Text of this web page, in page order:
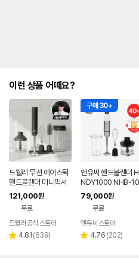
이런 상품 어때요?
드웰러 무선 에어스틱
핸드블랜더 미니믹서
기 이유식 초퍼
121,000원
무료
드웰러 공식 스토어
별 4.81 리
(639)
구매 30+
엔유씨 핸드블렌더
NDY1000 NHB-10
0K 매트화이트 믹서기
1000W
79,000원
무료
엔유씨 스토어
별 4.76 리
(202)